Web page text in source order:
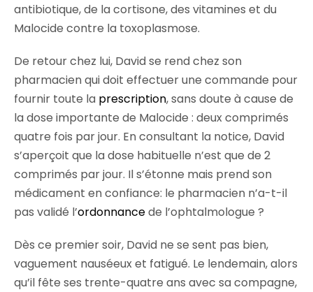
antibiotique, de la cortisone, des vitamines et du
Malocide contre la toxoplasmose.
De retour chez lui, David se rend chez son
pharmacien qui doit effectuer une commande pour
fournir toute la prescription, sans doute à cause de
la dose importante de Malocide : deux comprimés
quatre fois par jour. En consultant la notice, David
s’aperçoit que la dose habituelle n’est que de 2
comprimés par jour. Il s’étonne mais prend son
médicament en confiance: le pharmacien n’a-t-il
pas validé l’ordonnancede l’ophtalmologue ?
Dès ce premier soir, David ne se sent pas bien,
vaguement nauséeux et fatigué. Le lendemain, alors
qu’il fête ses trente-quatre ans avec sa compagne,